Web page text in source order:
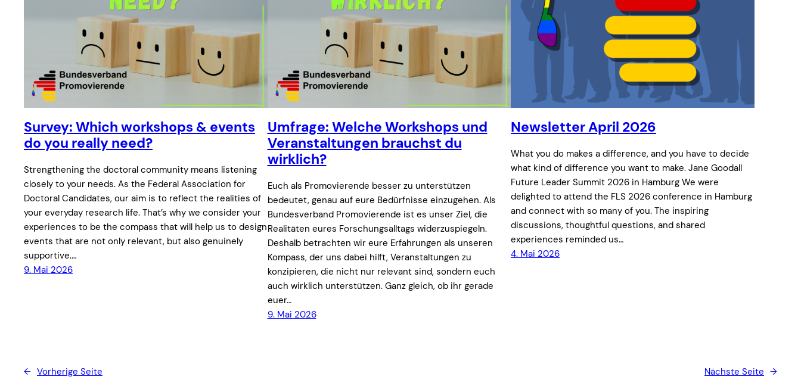
Survey: Which workshops & events
do you really need?
Strengthening the doctoral community means listening
closely to your needs. As the Federal Association for
Doctoral Candidates, our aim is to reflect the realities of
your everyday research life. That’s why we consider your
experiences to be the compass that will help us to design
events that are not only relevant, but also genuinely
supportive.…
9. Mai 2026
Umfrage: Welche Workshops und
Veranstaltungen brauchst du
wirklich?
Euch als Promovierende besser zu unterstützen
bedeutet, genau auf eure Bedürfnisse einzugehen. Als
Bundesverband Promovierende ist es unser Ziel, die
Realitäten eures Forschungsalltags widerzuspiegeln.
Deshalb betrachten wir eure Erfahrungen als unseren
Kompass, der uns dabei hilft, Veranstaltungen zu
konzipieren, die nicht nur relevant sind, sondern euch
auch wirklich unterstützen. Ganz gleich, ob ihr gerade
euer…
9. Mai 2026
Newsletter April 2026
What you do makes a difference, and you have to decide
what kind of difference you want to make. Jane Goodall
Future Leader Summit 2026 in Hamburg We were
delighted to attend the FLS 2026 conference in Hamburg
and connect with so many of you. The inspiring
discussions, thoughtful questions, and shared
experiences reminded us…
4. Mai 2026
← Vorherige Seite Nächste Seite →